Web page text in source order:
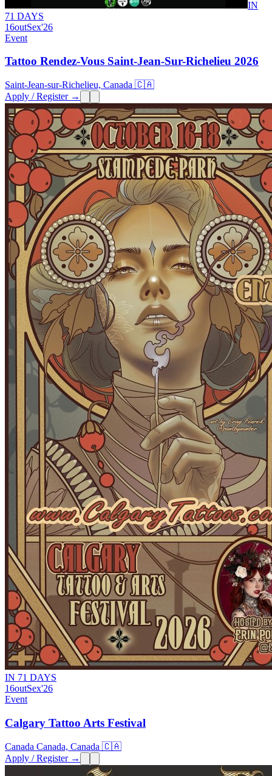
IN
71 DAYS
16outSex'26
Event
Tattoo Rendez-Vous Saint-Jean-Sur-Richelieu 2026
Saint-Jean-sur-Richelieu, Canada 🇨🇦
Apply / Register →
IN 71 DAYS
16outSex'26
Event
Calgary Tattoo Arts Festival
Canada Canada, Canada 🇨🇦
Apply / Register →